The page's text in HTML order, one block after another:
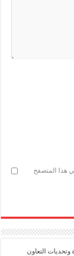
هذا المتصفح
التعاون